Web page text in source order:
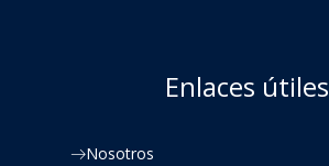
Enlaces útiles
Nosotros